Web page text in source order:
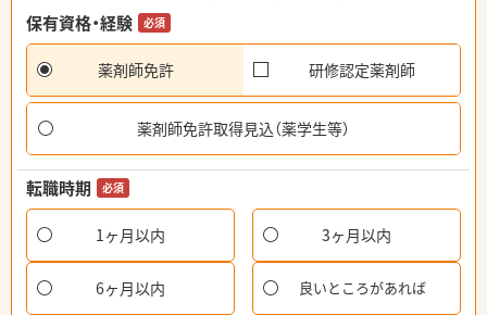
保有資格・経験
必須
薬剤師免許 研修認定薬剤師
薬剤師免許取得見込（薬学生等）
転職時期 必須
1ヶ月以内 3ヶ月以内
6ヶ月以内 良いところがあれば